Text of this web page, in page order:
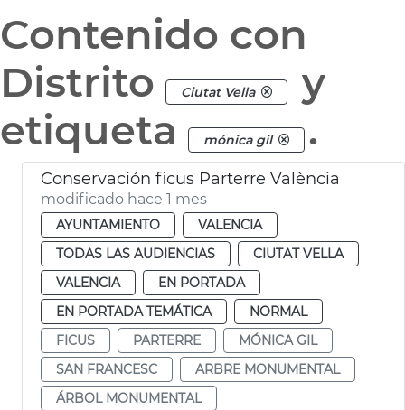
Contenido con
Distrito
Ciutat Vella
y
etiqueta
mónica gil .
Conservación ficus Parterre València
modificado hace 1 mes
AYUNTAMIENTO
VALENCIA
TODAS LAS AUDIENCIAS
CIUTAT VELLA
VALENCIA
EN PORTADA
EN PORTADA TEMÁTICA
NORMAL
FICUS
PARTERRE
MÓNICA GIL
SAN FRANCESC
ARBRE MONUMENTAL
ÁRBOL MONUMENTAL